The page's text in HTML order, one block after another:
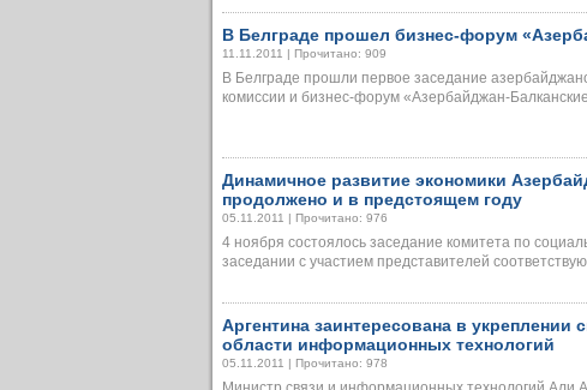
В Белграде прошел бизнес-форум
11.11.2011 | Прочитано: 909
В Белграде прошли первое заседание
комиссии и бизнес-форум «Азербайджан-
Динамичное развитие экономики
продолжено и в предстоящем году
05.11.2011 | Прочитано: 976
4 ноября состоялось заседание комитета по
заседании с участием представителей
Аргентина заинтересована в укреплении
области информационных технологий
05.11.2011 | Прочитано: 978